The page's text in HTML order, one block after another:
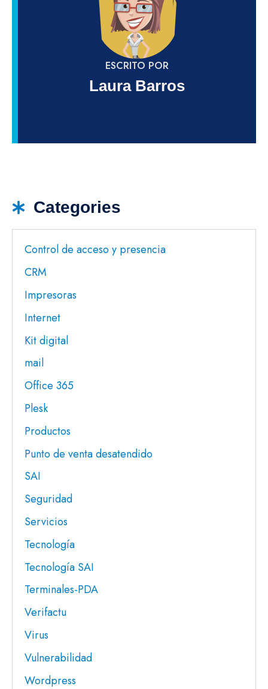
ESCRITO POR
Laura Barros
Categories
Control de acceso y presencia
CRM
Impresoras
Internet
Kit digital
mail
Office 365
Plesk
Productos
Punto de venta desatendido
SAI
Seguridad
Servicios
Tecnología
Tecnología SAI
Terminales-PDA
Verifactu
Virus
Vulnerabilidad
Wordpress